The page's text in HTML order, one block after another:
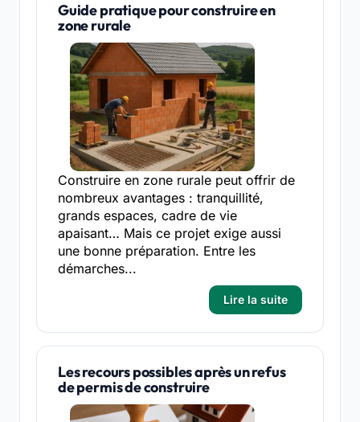
Guide pratique pour construire en
zone rurale
Construire en zone rurale peut offrir de
nombreux avantages : tranquillité,
grands espaces, cadre de vie
apaisant… Mais ce projet exige aussi
une bonne préparation. Entre les
démarches...
Lire la suite
Les recours possibles après un refus
de permis de construire